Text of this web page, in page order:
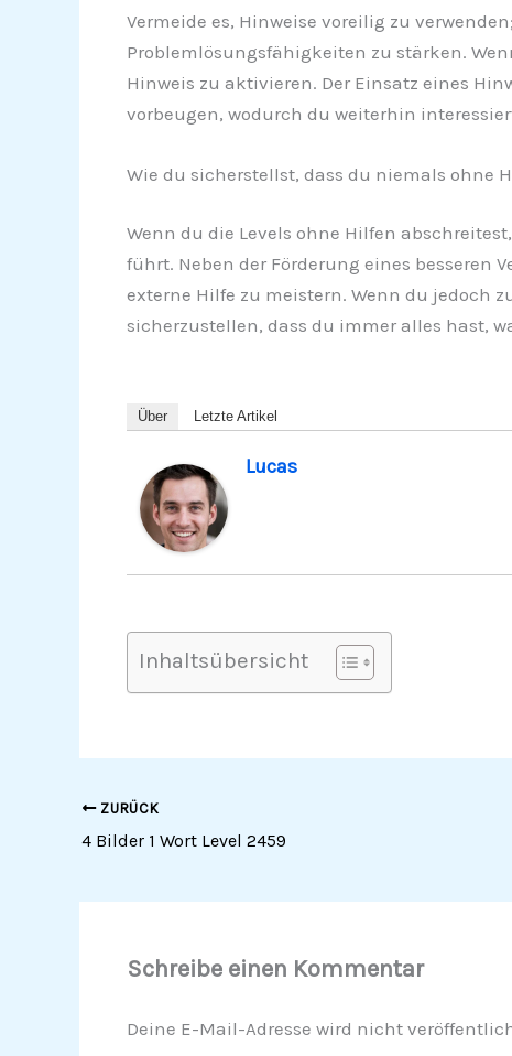
Vermeide es, Hinweise voreilig zu
Problemlösungsfähigkeiten zu stärken.
Hinweis zu aktivieren. Der Einsatz eines
vorbeugen, wodurch du weiterhin
Wie du sicherstellst, dass du niemals ohne
Wenn du die Levels ohne Hilfen
führt. Neben der Förderung eines besseren
externe Hilfe zu meistern. Wenn du jedoch
sicherzustellen, dass du immer alles hast,
Über Letzte Artikel
Lucas
Inhaltsübersicht
ZURÜCK
4 Bilder 1 Wort Level 2459
Schreibe einen Kommentar
Deine E-Mail-Adresse wird nicht